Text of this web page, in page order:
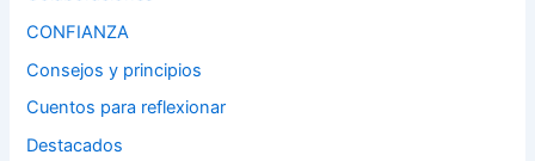
CONFIANZA
Consejos y principios
Cuentos para reflexionar
Destacados